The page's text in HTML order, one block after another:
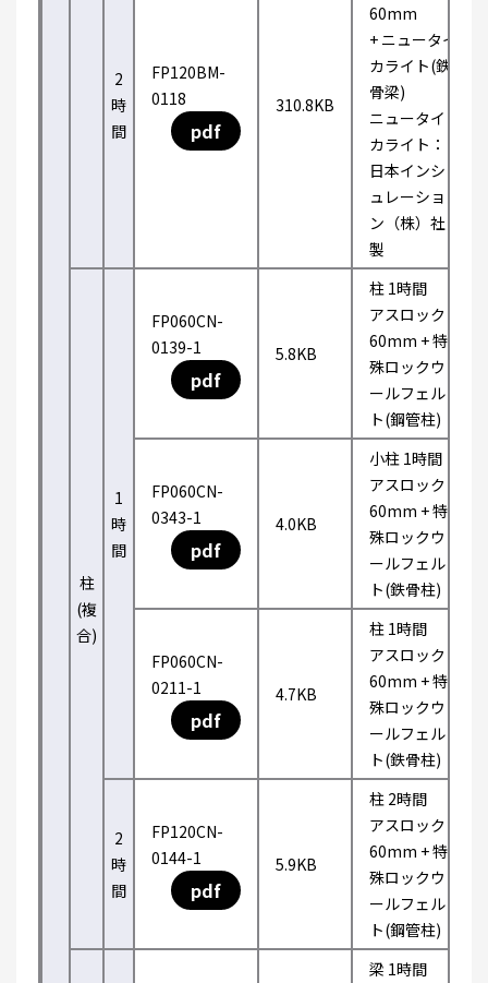
2
時
間
FP120BM-
0118
pdf
310.8KB
60mm
+ ニュータイ
カライト(鉄
骨梁)
ニュータイ
カライト：
日本インシ
ュレーショ
ン（株）社
製
柱
(複
合)
1
時
間
FP060CN-
0139-1
pdf
5.8KB
柱 1時間
アスロック
60mm + 特
殊ロックウ
ールフェル
ト(鋼管柱)
FP060CN-
0343-1
pdf
4.0KB
小柱 1時間
アスロック
60mm + 特
殊ロックウ
ールフェル
ト(鉄骨柱)
FP060CN-
0211-1
pdf
4.7KB
柱 1時間
アスロック
60mm + 特
殊ロックウ
ールフェル
ト(鉄骨柱)
2
時
間
FP120CN-
0144-1
pdf
5.9KB
柱 2時間
アスロック
60mm + 特
殊ロックウ
ールフェル
ト(鋼管柱)
梁 1時間